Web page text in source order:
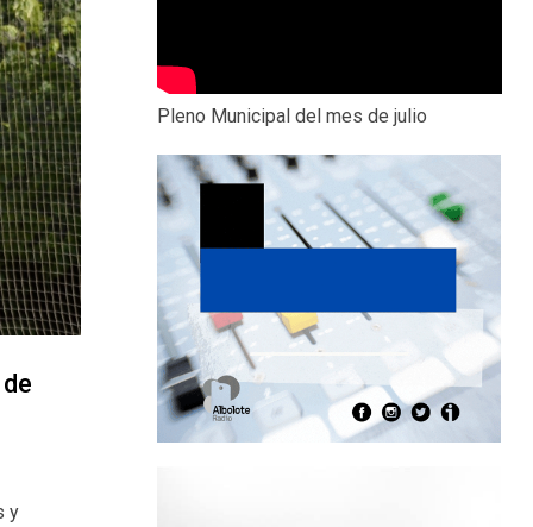
y
Pleno Municipal del mes de julio